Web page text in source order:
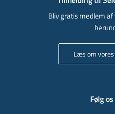
Bliv gratis medlem
Læs om
Følg